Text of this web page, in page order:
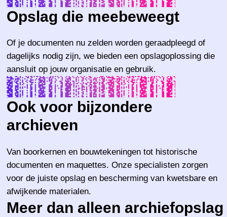
Opslag die meebeweegt
Of je documenten nu zelden worden geraadpleegd of
dagelijks nodig zijn, we bieden een opslagoplossing die
aansluit op jouw organisatie en gebruik.
Ook voor bijzondere
archieven
Van boorkernen en bouwtekeningen tot historische
documenten en maquettes. Onze specialisten zorgen
voor de juiste opslag en bescherming van kwetsbare en
afwijkende materialen.
Meer dan alleen archiefopslag